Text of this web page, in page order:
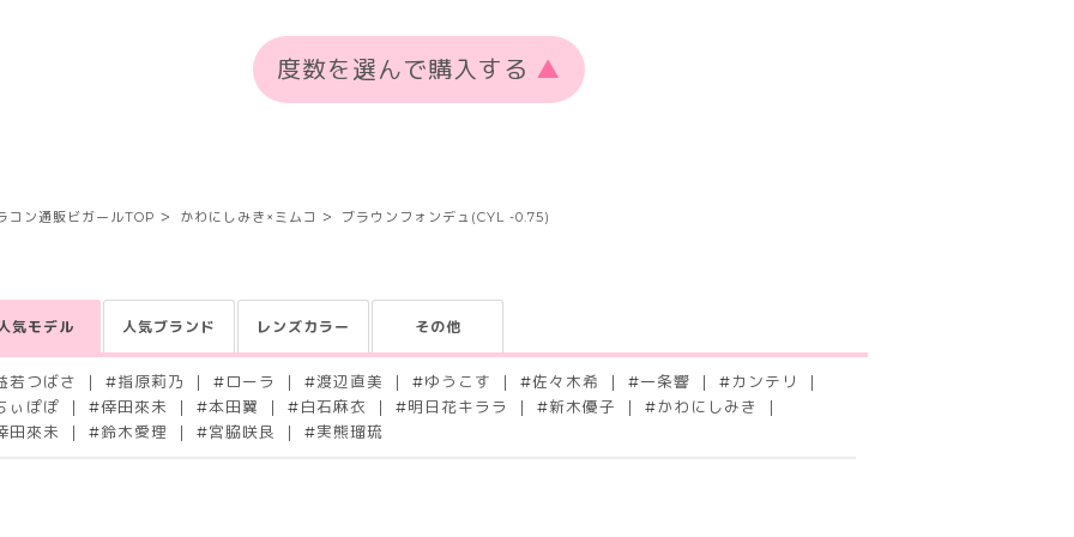
度数を選んで購入する ▲
コン通販ビガールTOP かわにしみき×ミムコ ブラウンフォンデュ(CYL -0.75)
気モデル 人気ブランド レンズカラー その他
若つばさ #指原莉乃 # ローラ #渡辺直美 #ゆうこす #佐々木希 #一条響 # カンテリ
ぃぽぽ #倖田來未 #本田翼 # 白石麻衣 #明日花キララ #新木優子 #かわにしみき
田來未 #鈴木愛理 #宮脇咲良 #実熊瑠琉